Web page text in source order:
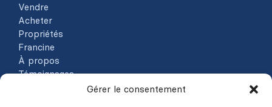
Gérer le consentement
Vendre
Acheter
Propriétés
Francine
À propos
Témoignages